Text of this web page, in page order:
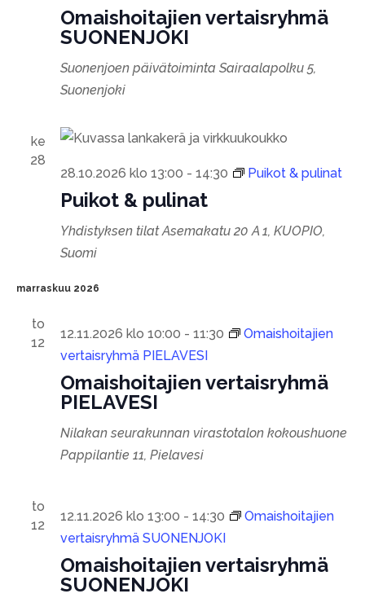
Omaishoitajien vertaisryhmä
SUONENJOKI
Suonenjoen päivätoiminta Sairaalapolku 5,
Suonenjoki
ke
28
Puikot & pulinat
28.10.2026 klo 13:00 - 14:30 Puikot & pulinat
Yhdistyksen tilatAsemakatu 20 A 1, KUOPIO,
Suomi
marraskuu 2026
to
12
Omaishoitajien vertaisryhmä
PIELAVESI
12.11.2026 klo 10:00 - 11:30
Omaishoitajien
vertaisryhmä PIELAVESI
Nilakan seurakunnan virastotalon kokoushuone
Pappilantie 11, Pielavesi
to
12
Omaishoitajien vertaisryhmä
SUONENJOKI
12.11.2026 klo 13:00 - 14:30
Omaishoitajien
vertaisryhmä SUONENJOKI